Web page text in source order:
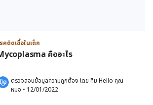
คติดเชื้อในเด็ก
คืออะไร
ตรวจสอบข้อมูลความถูกต้อง โดย ทีม Hello คุณ
หมอ • 12/01/2022